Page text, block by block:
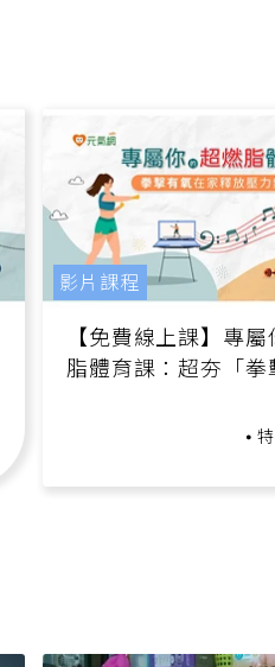
【免費線上課】專屬
脂體育課：超夯「拳
高壓族在家釋放壓
影片課程